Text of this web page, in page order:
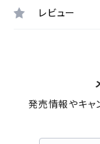
レビュー
発売情報やキャ